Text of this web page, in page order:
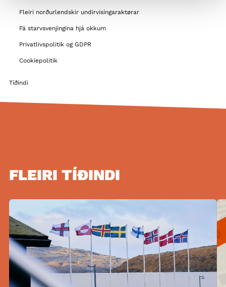
Fleiri norðurlendskir undirvisíngaraktørar
Fá starvsvenjingina hjá okkum
Privatlivspolitik og GDPR
Cookiepolitik
Tíðindi
FLEIRI TÍÐINDI